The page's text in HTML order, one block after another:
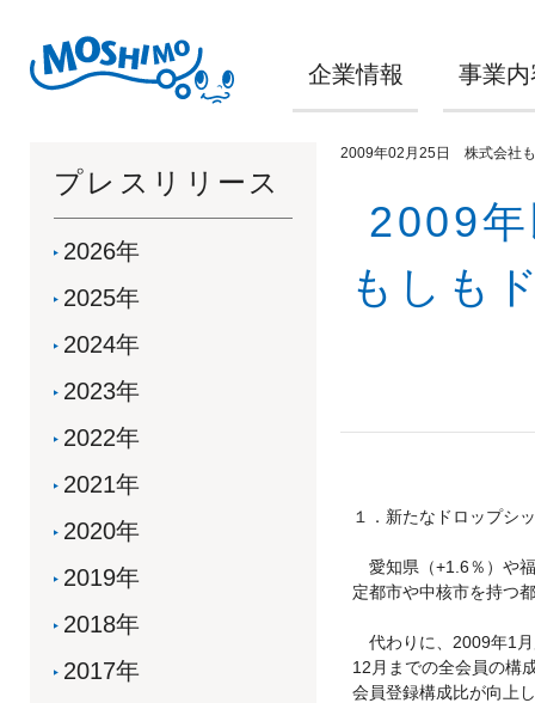
企業情報 事業内
2009
もしも
2009年02月25日 株式会社
１．新たなドロップシ
愛知県（+1.6％）や
定都市や中核市を持つ
代わりに、2009年1月
12月までの全会員の構
会員登録構成比が向上
プレスリリース
2026年
2025年
2024年
2023年
2022年
2021年
2020年
2019年
2018年
2017年